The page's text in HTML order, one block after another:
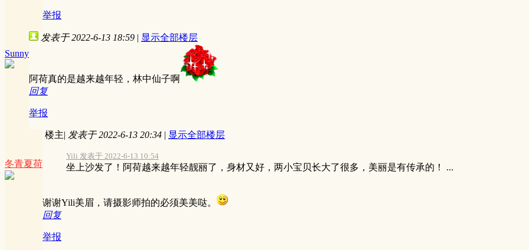
举报
Sunny
发表于 2022-6-13 18:59 | 显示全部楼层
阿荷真的是越来越年轻，林中仙子啊
回复
举报
冬青夏荷
楼主| 发表于 2022-6-13 20:34 | 显示全部楼层
Yili 发表于 2022-6-13 10:54
坐上沙发了！阿荷越来越年轻靓丽了，身材又好，两小宝贝长大了很多，美丽是有传承的！ ...
谢谢Yili美眉，请摄影师拍的必须美美哒。
回复
举报